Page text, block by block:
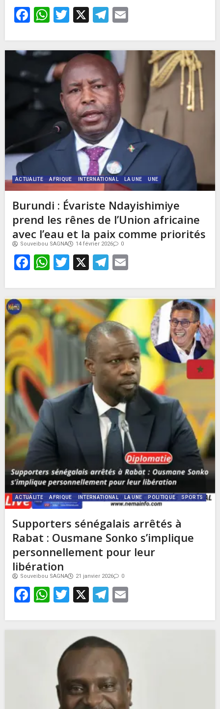
Facebook
WhatsApp
Twitter
X Telegram
ACTUALITE AFRIQUE INTERNATIONAL LA UNE UNE
Burundi : Évariste Ndayishimiye
prend les rênes de l’Union africaine
avec l’eau et la paix comme priorités
Souveibou SAGNA 14 février 2026 0
Facebook
WhatsApp
Twitter
X Telegram
ACTUALITE AFRIQUE INTERNATIONAL LA UNE POLITIQUE SPORTS
Supporters sénégalais arrêtés à
Rabat : Ousmane Sonko s’implique
personnellement pour leur
libération
Souveibou SAGNA 21 janvier 2026 0
Facebook
WhatsApp
Twitter
X Telegram